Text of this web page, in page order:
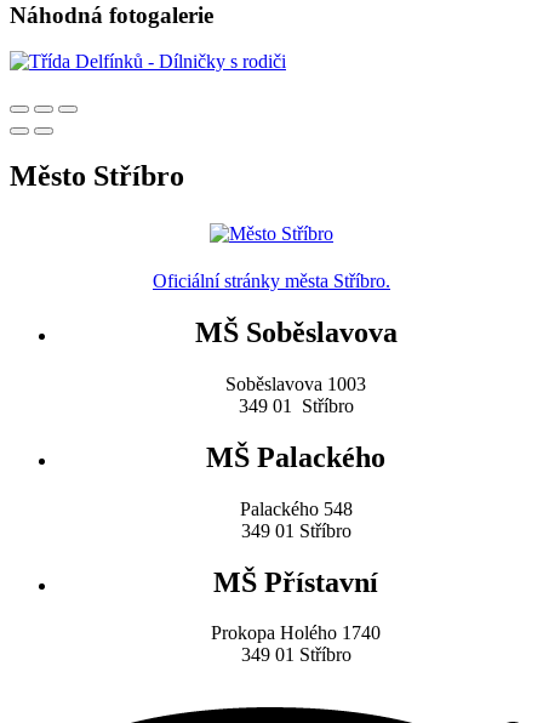
Náhodná fotogalerie
Město Stříbro
Oficiální stránky města Stříbro.
MŠ Soběslavova
Soběslavova 1003
349 01 Stříbro
MŠ Palackého
Palackého 548
349 01 Stříbro
MŠ Přístavní
Prokopa Holého 1740
349 01 Stříbro